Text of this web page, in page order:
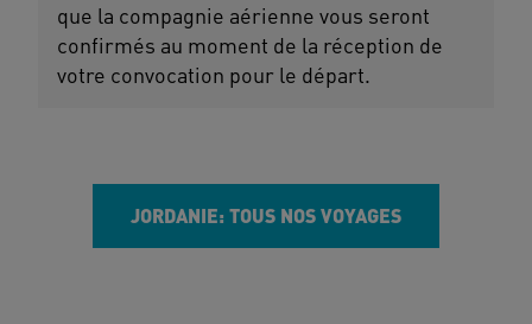
que la compagnie aérienne vous seront
confirmés au moment de la réception de
votre convocation pour le départ.
JORDANIE: TOUS NOS VOYAGES